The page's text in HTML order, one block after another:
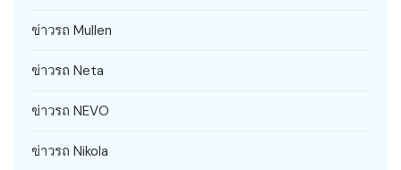
ข่าวรถ Mullen
ข่าวรถ Neta
ข่าวรถ NEVO
ข่าวรถ Nikola